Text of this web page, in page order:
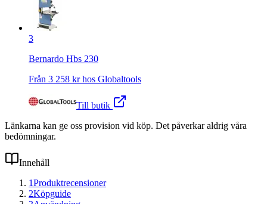
3
Bernardo Hbs 230
Från 3 258 kr hos Globaltools
Till butik
Länkarna kan ge oss provision vid köp. Det påverkar aldrig våra
bedömningar.
Innehåll
1Produktrecensioner
2Köpguide